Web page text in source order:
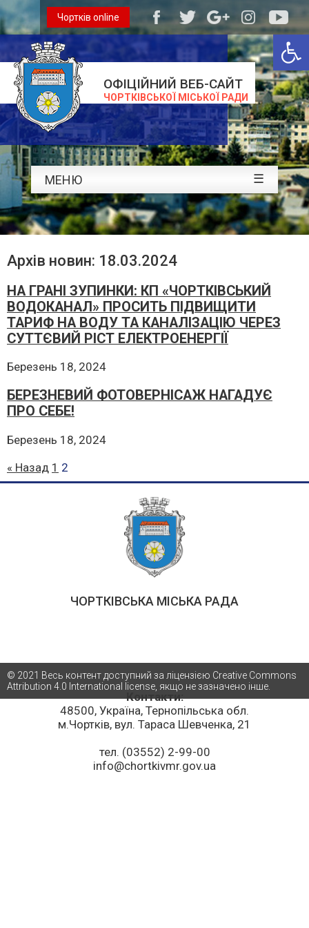
ОФІЦІЙНИЙ ВЕБ-САЙТ
ЧОРТКІВСЬКОЇ МІСЬКОЇ РАДИ
Чортків online
МЕНЮ ☰
Архів новин: 18.03.2024
НА ГРАНІ ЗУПИНКИ: КП «ЧОРТКІВСЬКИЙ
ВОДОКАНАЛ» ПРОСИТЬ ПІДВИЩИТИ
ТАРИФ НА ВОДУ ТА КАНАЛІЗАЦІЮ ЧЕРЕЗ
СУТТЄВИЙ РІСТ ЕЛЕКТРОЕНЕРГІЇ
Березень 18, 2024
БЕРЕЗНЕВИЙ ФОТОВЕРНІСАЖ НАГАДУЄ
ПРО СЕБЕ!
Березень 18, 2024
« Назад 1 2
ЧОРТКІВСЬКА МІСЬКА РАДА
Контакти:
48500, Україна, Тернопільська обл.
м.Чортків, вул. Тараса Шевченка, 21
тел. (03552) 2-99-00
info@chortkivmr.gov.ua
© 2021 Весь контент доступний за ліцензією Creative Commons
Attribution 4.0 International license, якщо не зазначено інше.